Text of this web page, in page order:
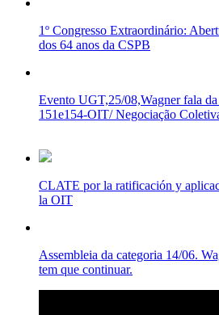
1º Congresso Extraordinário:
dos 64 anos da CSPB
Evento UGT,25/08,Wagner fala
151e154-OIT/ Negociação
CLATE por la ratificación y
la OIT
Assembleia da categoria 14/06.
tem que continuar.